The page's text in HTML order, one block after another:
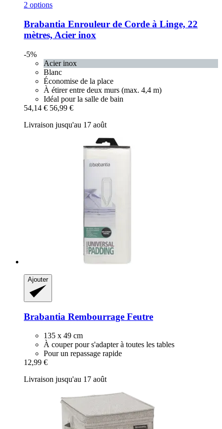
2 options
Brabantia Enrouleur de Corde à Linge, 22
mètres, Acier inox
-5%
Acier inox
Blanc
Économise de la place
À étirer entre deux murs (max. 4,4 m)
Idéal pour la salle de bain
54,14 € 56,99 €
Livraison jusqu'au 17 août
Ajouter
Brabantia Rembourrage Feutre
135 x 49 cm
À couper pour s'adapter à toutes les tables
Pour un repassage rapide
12,99 €
Livraison jusqu'au 17 août